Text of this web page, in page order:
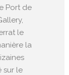
Port de
le
la
sur le